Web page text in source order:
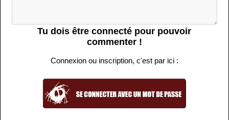
Tu dois être connecté pour pouvoir
commenter !
Connexion ou inscription, c'est par ici :